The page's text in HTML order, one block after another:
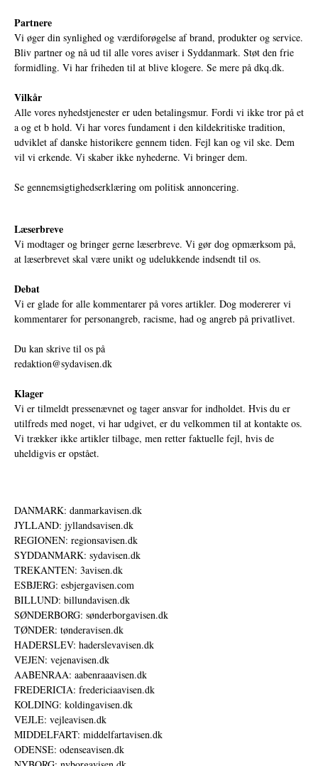
Partnere
Vi øger din synlighed og værdiforøgelse af brand, produkter og service.
Bliv partner og nå ud til alle vores aviser i Syddanmark. Støt den frie
formidling. Vi har friheden til at blive klogere. Se mere på dkq.dk.
Vilkår
Alle vores nyhedstjenester er uden betalingsmur. Fordi vi ikke tror på et
a og et b hold. Vi har vores fundament i den kildekritiske tradition,
udviklet af danske historikere gennem tiden. Fejl kan og vil ske. Dem
vil vi erkende. Vi skaber ikke nyhederne. Vi bringer dem.
Se gennemsigtighedserklæring om politisk annoncering.
Læserbreve
Vi modtager og bringer gerne læserbreve. Vi gør dog opmærksom på,
at læserbrevet skal være unikt og udelukkende indsendt til os.
Debat
Vi er glade for alle kommentarer på vores artikler. Dog modererer vi
kommentarer for personangreb, racisme, had og angreb på privatlivet.
Du kan skrive til os på
redaktion@sydavisen.dk
Klager
Vi er tilmeldt pressenævnet og tager ansvar for indholdet. Hvis du er
utilfreds med noget, vi har udgivet, er du velkommen til at kontakte os.
Vi trækker ikke artikler tilbage, men retter faktuelle fejl, hvis de
uheldigvis er opstået.
DANMARK: danmarkavisen.dk
JYLLAND: jyllandsavisen.dk
REGIONEN: regionsavisen.dk
SYDDANMARK: sydavisen.dk
TREKANTEN: 3avisen.dk
ESBJERG: esbjergavisen.com
BILLUND: billundavisen.dk
SØNDERBORG: sønderborgavisen.dk
TØNDER: tønderavisen.dk
HADERSLEV: haderslevavisen.dk
VEJEN: vejenavisen.dk
AABENRAA: aabenraaavisen.dk
FREDERICIA: fredericiaavisen.dk
KOLDING: koldingavisen.dk
VEJLE: vejleavisen.dk
MIDDELFART: middelfartavisen.dk
ODENSE: odenseavisen.dk